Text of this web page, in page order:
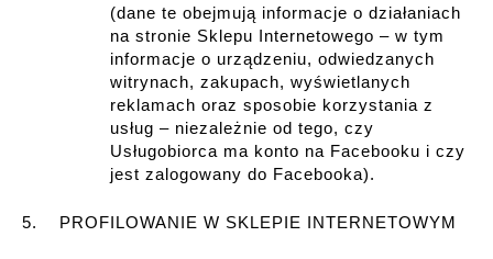
(dane te obejmują informacje o działaniach
na stronie Sklepu Internetowego – w tym
informacje o urządzeniu, odwiedzanych
witrynach, zakupach, wyświetlanych
reklamach oraz sposobie korzystania z
usług – niezależnie od tego, czy
Usługobiorca ma konto na Facebooku i czy
jest zalogowany do Facebooka).
5. PROFILOWANIE W SKLEPIE INTERNETOWYM